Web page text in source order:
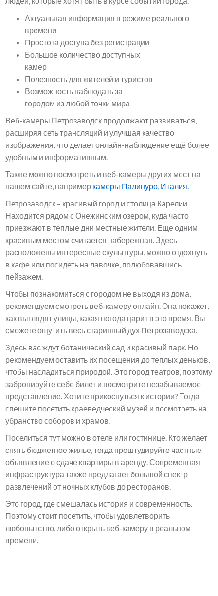
Актуальная информация в режиме реального
времени
Простота доступа без регистрации
Большое количество доступных
камер
Полезность для жителей и туристов
Возможность наблюдать за
городом из любой точки мира
Веб-камеры Петрозаводск продолжают развиваться,
расширяя сеть трансляций и улучшая качество
изображения, что делает онлайн-наблюдение ещё более
удобным и информативным.
Также можно посмотреть и веб-камеры других мест на
нашем сайте, например камеры Палинуро, Италия.
Петрозаводск – красивый город и столица Карелии.
Находится рядом с Онежинским озером, куда часто
приезжают в теплые дни местные жители. Еще одним
красивым местом считается набережная. Здесь
расположены интересные скульптуры, можно отдохнуть
в кафе или посидеть на лавочке, полюбовавшись
пейзажем.
Чтобы познакомиться с городом не выходя из дома,
рекомендуем смотреть веб-камеру онлайн. Она покажет,
как выглядят улицы, какая погода царит в это время. Вы
сможете ощутить весь старинный дух Петрозаводска.
Здесь вас ждут ботанический сад и красивый парк. Но
рекомендуем оставить их посещения до теплых деньков,
чтобы насладиться природой. Это город театров, поэтому
забронируйте себе билет и посмотрите незабываемое
представление. Хотите прикоснуться к истории? Тогда
спешите посетить краеведческий музей и посмотреть на
убранство соборов и храмов.
Поселиться тут можно в отеле или гостинице. Кто желает
снять бюджетное жилье, тогда проштудируйте частные
объявление о сдаче квартиры в аренду. Современная
инфраструктура также предлагает большой спектр
развлечений от ночных клубов до ресторанов.
Это город, где смешалась история и современность.
Поэтому стоит посетить, чтобы удовлетворить
любопытство, либо открыть веб-камеру в реальном
времени.